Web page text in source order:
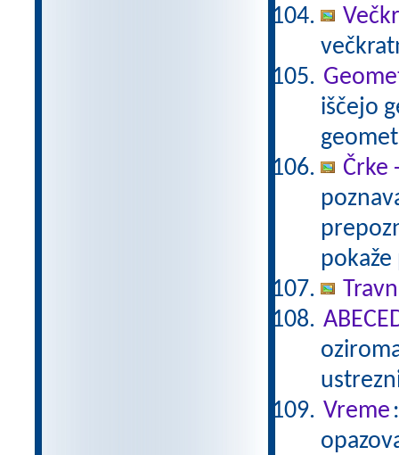
iščejo
Črke
Vreme